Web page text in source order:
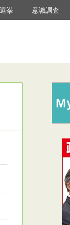
挙 意識調査